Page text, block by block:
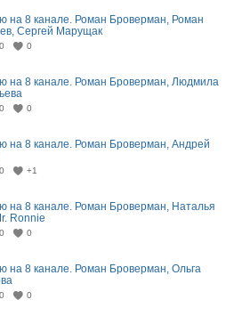
на 8 канале. Роман Броверман, Роман
Сергей Марущак
0 0
на 8 канале. Роман Броверман, Людмила
0 0
на 8 канале. Роман Броверман, Андрей
0 +1
на 8 канале. Роман Броверман, Наталья
Ronnie
0 0
на 8 канале. Роман Броверман, Ольга
0 0